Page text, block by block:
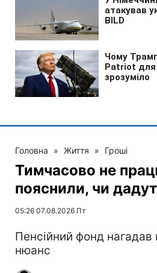
Головна » Життя » Гроші
Тимчасово не
пояснили, чи
05:26 07.08.2026 Пт
Пенсійний фонд
нюанс